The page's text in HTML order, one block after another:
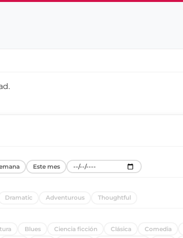
.
Este mes
Dramatic Adventurous Thoughtful
Blues Ciencia ficción Clásica Comedia